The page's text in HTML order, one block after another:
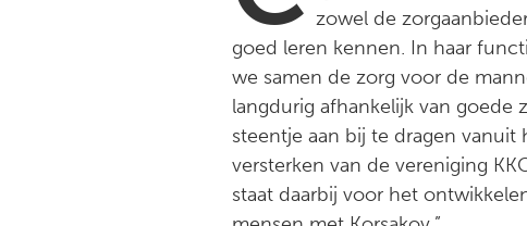
zowel de
goed leren kennen. In haar
we samen de zorg voor de
langdurig afhankelijk van goede
steentje aan bij te dragen
versterken van de vereniging
staat daarbij voor het